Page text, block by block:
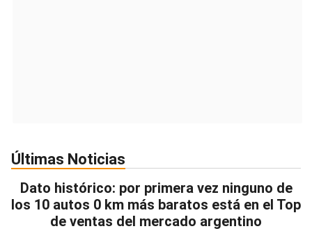
Últimas Noticias
Dato histórico: por primera vez ninguno de
los 10 autos 0 km más baratos está en el Top
de ventas del mercado argentino